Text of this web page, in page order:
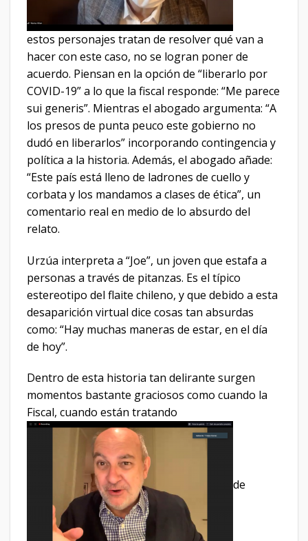
estos personajes tratan de resolver qué van a
hacer con este caso, no se logran poner de
acuerdo. Piensan en la opción de “liberarlo por
COVID-19” a lo que la fiscal responde: “Me parece
sui generis”. Mientras el abogado argumenta: “A
los presos de punta peuco este gobierno no
dudó en liberarlos” incorporando contingencia y
política a la historia. Además, el abogado añade:
“Este país está lleno de ladrones de cuello y
corbata y los mandamos a clases de ética”, un
comentario real en medio de lo absurdo del
relato.
Urzúa interpreta a “Joe”, un joven que estafa a
personas a través de pitanzas. Es el típico
estereotipo del flaite chileno, y que debido a esta
desaparición virtual dice cosas tan absurdas
como: “Hay muchas maneras de estar, en el día
de hoy”.
Dentro de esta historia tan delirante surgen
momentos bastante graciosos como cuando la
Fiscal, cuando están tratando
de